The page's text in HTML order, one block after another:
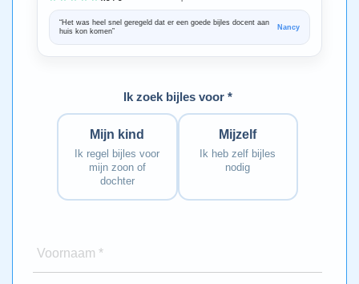
“Het was heel snel geregeld dat er een goede bijles docent aan
huis kon komen”
Nancy
Ik zoek bijles voor *
Mijn kind
Ik regel bijles voor
mijn zoon of
dochter
Mijzelf
Ik heb zelf bijles
nodig
Voornaam *